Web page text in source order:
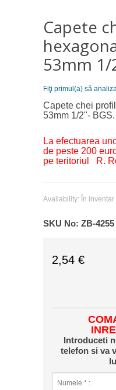
Capete
53mm 1/
Fiţi primul(a) să
Capete chei
53mm 1/2"- BGS.
La efectuarea
de peste 200
pe teritoriul R.
Availability: În inventar
SKU No: ZB-4255
2,54 €
Introduceti
telefon si va